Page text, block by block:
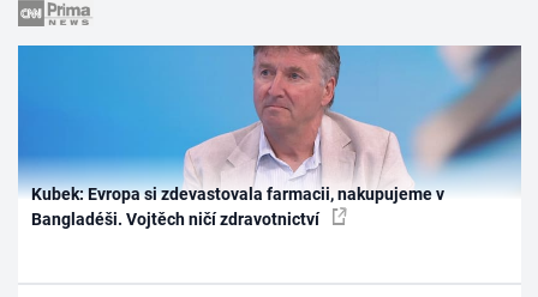
Kubek: Evropa si zdevastovala farmacii, nakupujeme v
Bangladéši. Vojtěch ničí zdravotnictví